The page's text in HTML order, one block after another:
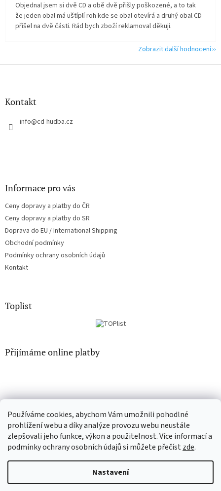
Používáme cookies, abychom Vám umožnili pohodlné
prohlížení webu a díky analýze provozu webu neustále
zlepšovali jeho funkce, výkon a použitelnost. Více informací a
podmínky ochrany osobních údajů si můžete přečístzde.
Nastavení
Objednal jsem si dvě CD a obě dvě přišly poškozené, a to tak
že jeden obal má uštíplí roh kde se obal otevírá a druhý obal CD
přišel na dvě části. Rád bych zboží reklamoval děkuji.
Zobrazit další hodnocení
Z
Kontakt
info@cd-hudba.cz
Informace pro vás
Ceny dopravy a platby do ČR
Ceny dopravy a platby do SR
Doprava do EU / International Shipping
Obchodní podmínky
Podmínky ochrany osobních údajů
Kontakt
Toplist
Přijímáme online platby
EN-filmy.cz CD-Soundtrack.cz
Vytvořil Shoptet